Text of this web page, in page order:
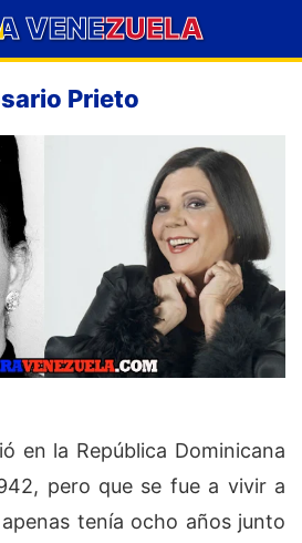
VENEZUELA
Prieto
en la República Dominicana
pero que se fue a vivir a
tenía ocho años junto